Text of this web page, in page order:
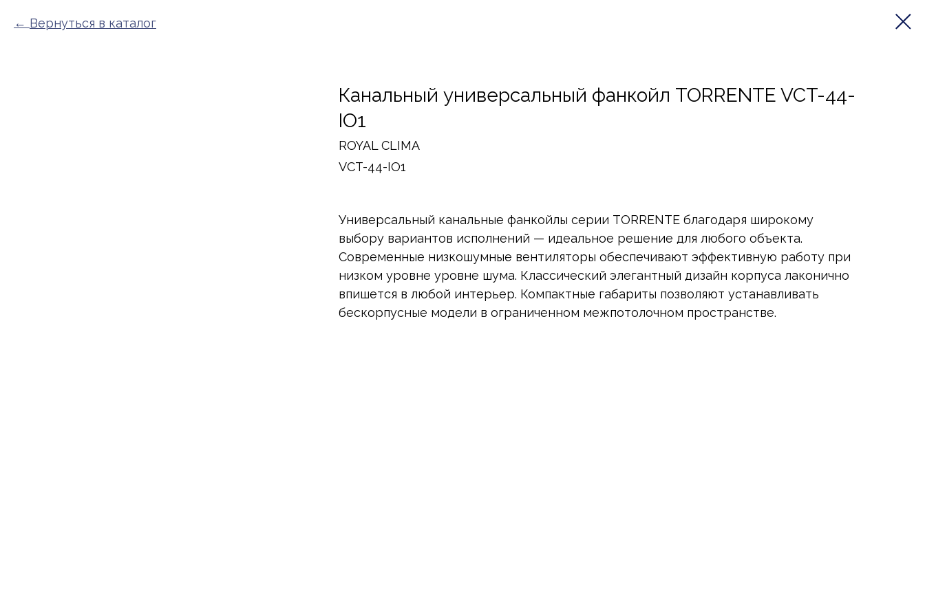
Вернуться в каталог
Канальный универсальный фанкойл TORRENTE VCT-44-
IO1
ROYAL CLIMA
VCT-44-IO1
Универсальный канальные фанкойлы серии TORRENTE благодаря широкому
выбору вариантов исполнений — идеальное решение для любого объекта.
Современные низкошумные вентиляторы обеспечивают эффективную работу при
низком уровне уровне шума. Классический элегантный дизайн корпуса лаконично
впишется в любой интерьер. Компактные габариты позволяют устанавливать
бескорпусные модели в ограниченном межпотолочном пространстве.